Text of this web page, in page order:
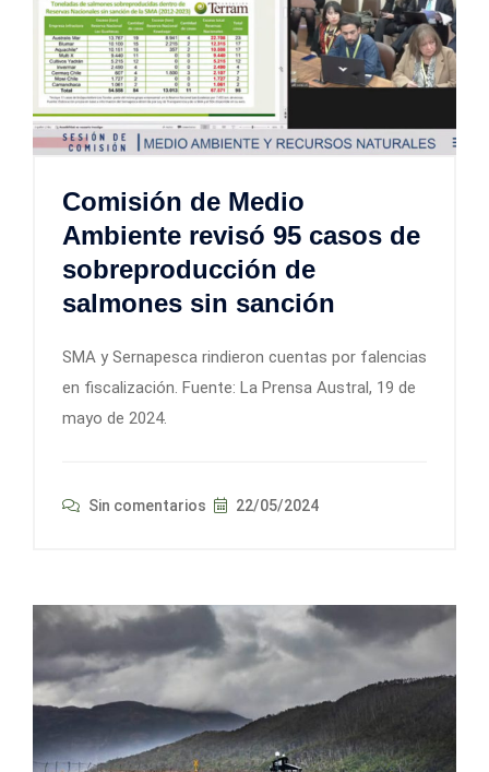
Comisión de Medio
Ambiente revisó 95 casos de
sobreproducción de
salmones sin sanción
SMA y Sernapesca rindieron cuentas por falencias
en fiscalización. Fuente: La Prensa Austral, 19 de
mayo de 2024.
Sin comentarios 22/05/2024